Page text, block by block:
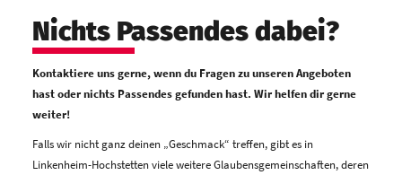
Nichts Passendes dabei?
Kontaktiere uns gerne, wenn du Fragen zu unseren Angeboten
hast oder nichts Passendes gefunden hast. Wir helfen dir gerne
weiter!
Falls wir nicht ganz deinen „Geschmack“ treffen, gibt es in
Linkenheim-Hochstetten viele weitere Glaubensgemeinschaften, deren